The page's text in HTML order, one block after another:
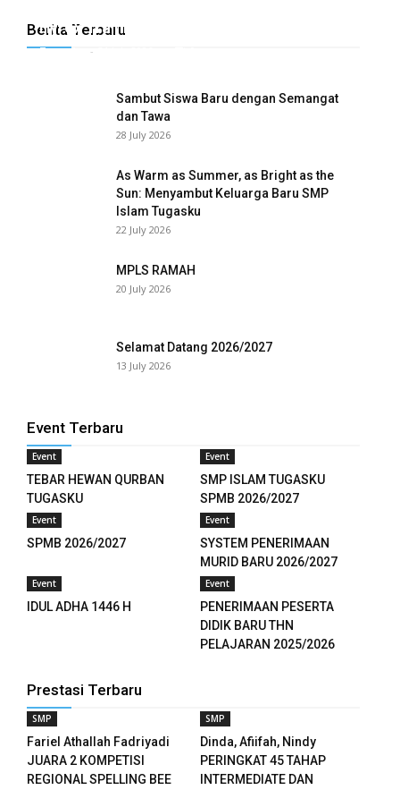
Berita Terbaru
Hyrox Training x Extracuriculer Exhabition
Tugasku -
Sambut Siswa Baru dengan Semangat
dan Tawa
28 July 2026
As Warm as Summer, as Bright as the
Sun: Menyambut Keluarga Baru SMP
Islam Tugasku
22 July 2026
MPLS RAMAH
20 July 2026
Selamat Datang 2026/2027
13 July 2026
Event Terbaru
Event
TEBAR HEWAN QURBAN
TUGASKU
Event
SMP ISLAM TUGASKU
SPMB 2026/2027
Event
SPMB 2026/2027
Event
SYSTEM PENERIMAAN
MURID BARU 2026/2027
Event
IDUL ADHA 1446 H
Event
PENERIMAAN PESERTA
DIDIK BARU THN
PELAJARAN 2025/2026
Prestasi Terbaru
SMP
Fariel Athallah Fadriyadi
JUARA 2 KOMPETISI
REGIONAL SPELLING BEE
SMP
Dinda, Afiifah, Nindy
PERINGKAT 45 TAHAP
INTERMEDIATE DAN